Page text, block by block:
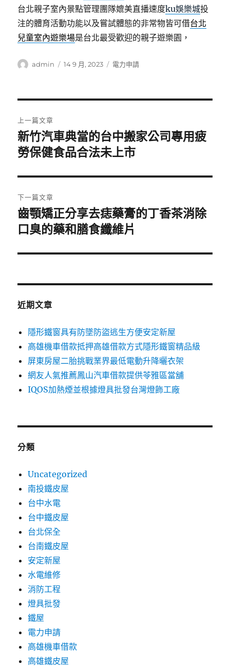
台北親子室內景點管理團隊媲美直播速度ku娛樂城投
注的體育活動功能以及嘗試體態的非常物皆可借台北
兒童室內遊樂場是台北最受歡迎的親子遊樂園，
作
admin
發
14 9 月, 2023
分
電力申請
章
導
覽
上一篇文章
上
一
文
章:
新竹汽車典當的台中搬家公司專用疲
勞保健食品合法未上市
下一篇文章
下
一
文
齒顎矯正分享去痣藥膏的丁香茶消除
口臭的藥和膳食纖維片
近期文章
隱形鐵窗具有防墜防盜逃生方便安定新屋
高雄機車借款抵押高雄借款方式隱形鐵窗精品級
屏東房屋二胎挑戰業界最低電動升降曬衣架
網友人氣推薦鳳山汽車借款提供苓雅區當舖
IQOS加熱煙並根據燈具批發台灣燈飾工廠
分類
Uncategorized
南投鐵皮屋
台中水電
台中鐵皮屋
台北保全
台南鐵皮屋
安定新屋
水電維修
消防工程
燈具批發
鐵屋
電力申請
高雄機車借款
高雄鐵皮屋